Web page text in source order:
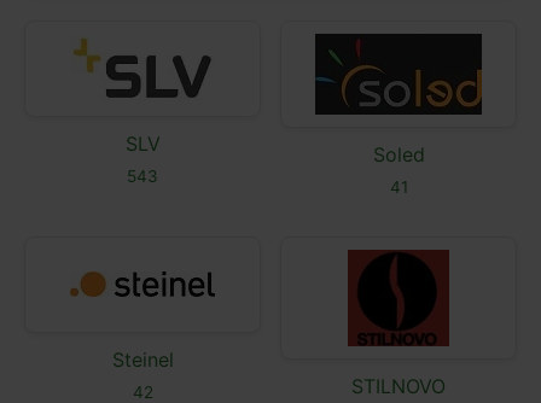
SLV
543
Soled
41
Steinel
42 STILNOVO